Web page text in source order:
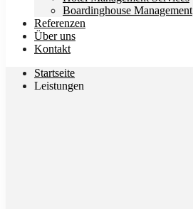
Boardinghouse Management
Referenzen
Über uns
Kontakt
Startseite
Leistungen